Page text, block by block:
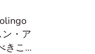
・ア
こと